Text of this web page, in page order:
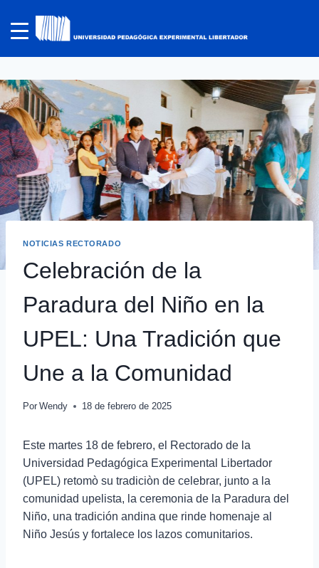
NOTICIAS RECTORADO
Celebración de la
Paradura del Niño en la
UPEL: Una Tradición que
Une a la Comunidad
Por Wendy 18 de febrero de 2025
Este martes 18 de febrero, el Rectorado de la
Universidad Pedagógica Experimental Libertador
(UPEL) retomò su tradiciòn de celebrar, junto a la
comunidad upelista, la ceremonia de la Paradura del
Niño, una tradición andina que rinde homenaje al
Niño Jesús y fortalece los lazos comunitarios.